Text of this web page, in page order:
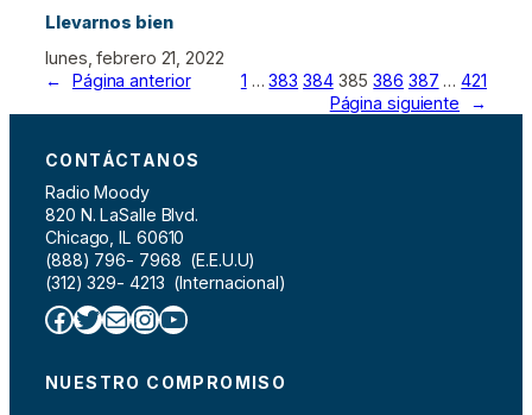
Llevarnos bien
lunes, febrero 21, 2022
←
Página anterior 1 … 383 384 385 386 387 … 421
Página siguiente
→
CONTÁCTANOS
Radio Moody
820 N. LaSalle Blvd.
Chicago, IL 60610
(888) 796- 7968 (E.E.U.U)
(312) 329- 4213 (Internacional)
Facebook Twitter Correo electrónico InstagramYouTube
NUESTRO COMPROMISO